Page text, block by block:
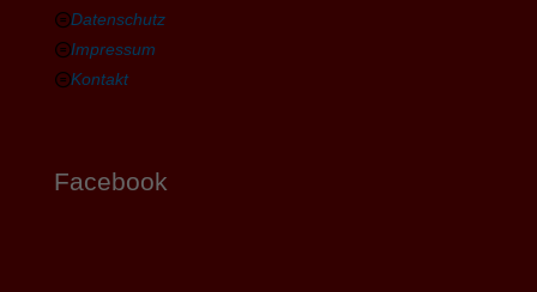
Datenschutz
Impressum
Kontakt
Facebook